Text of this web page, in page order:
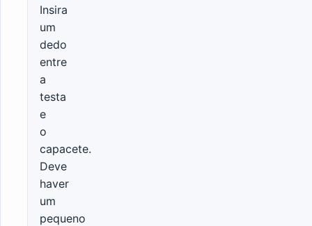
Insira
um
dedo
entre
a
testa
e
o
capacete.
Deve
haver
um
pequeno